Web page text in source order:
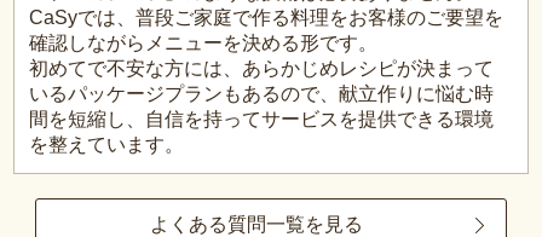
CaSyでは、普段ご家庭で作る料理をお客様のご要望を
確認しながらメニューを決める形です。
初めてで不安な方には、あらかじめレシピが決まって
いるパッケージプランもあるので、献立作りに悩む時
間を短縮し、自信を持ってサービスを提供できる環境
を整えています。
よくある質問一覧を見る